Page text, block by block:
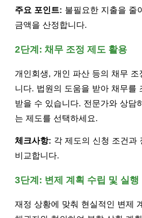
주요 포인트: 불필요한 지출을 줄
금액을 산정합니다.
2단계: 채무 조정 제도 활용
개인회생, 개인 파산 등의 채무 조
니다. 법원의 도움을 받아 채무를
받을 수 있습니다. 전문가와 상담
는 제도를 선택하세요.
체크사항: 각 제도의 신청 조건과
비교합니다.
3단계: 변제 계획 수립 및 실행
재정 상황에 맞춰 현실적인 변제